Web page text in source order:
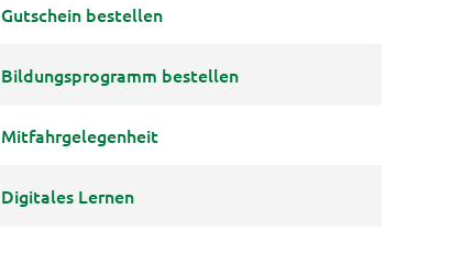
Gutschein bestellen
Bildungsprogramm bestellen
Mitfahrgelegenheit
Digitales Lernen